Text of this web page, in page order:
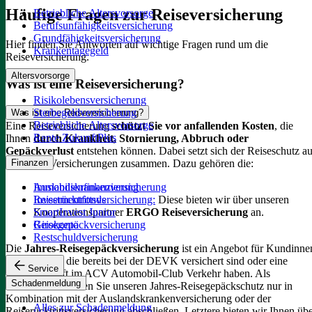
Betriebliche Altersvorsorge
Berufsunfähigkeitsversicherung
Grundfähigkeitsversicherung
Krankentagegeld
Altersvorsorge
Risikolebensversicherung
Sterbegeldversicherung
Betriebliche Altersvorsorge
Rente ZukunftPlus
Finanzen
Immobilienfinanzierung
Investmentfonds
SmartInvest Junior
Girokonto
Restschuldversicherung
Service
Schadenmeldung
Alles zur Schadenmeldung
Häufige Fragen zur Reiseversicherung
Hier finden Sie Antworten auf wichtige Fragen rund um die
Reiseversicherung.
Was ist eine Reiseversicherung?
Was ist eine Reiseversicherung?
Eine Reiseversicherungschützt Sie vor anfallenden Kosten, die
Ihnen durch Krankheit, Stornierung, Abbruch oder
Gepäckverlust entstehen können. Dabei setzt sich der Reiseschutz
mehreren Versicherungen zusammen. Dazu gehören die:
Auslandskrankenversicherung
Reiserücktrittsversicherung: Diese bieten wir über unseren
KooperationspartnerERGO Reiseversicherung an.
Reisegepäckversicherung
Die Jahres-Reisegepäckversicherung ist ein Angebot für
und Kunden, die bereits bei der DEVK versichert sind oder eine
Mitgliedschaft im ACV Automobil-Club Verkehr haben. Als
Neukund:in können Sie unseren Jahres-Reisegepäckschutz nur in
Kombination mit der Auslandskrankenversicherung oder der